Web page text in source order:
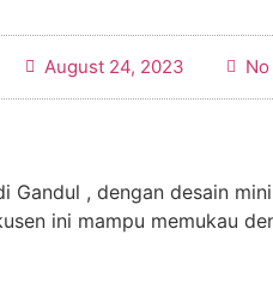
August 24, 2023
Gandul , dengan desain
ini mampu memukau